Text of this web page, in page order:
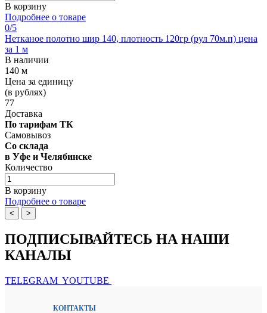
В корзину
Подробнее о товаре
0/5
Нетканое полотно шир 140, плотность 120гр (рул 70м.п) цена
за 1 м
В наличии
140 м
Цена за единицу
(в рублях)
77
Доставка
По тарифам ТК
Самовывоз
Со склада
в Уфе и Челябинске
Количество
В корзину
Подробнее о товаре
< >
ПОДПИСЫВАЙТЕСЬ НА НАШИ
КАНАЛЫ
TELEGRAM YOUTUBE
КОНТАКТЫ